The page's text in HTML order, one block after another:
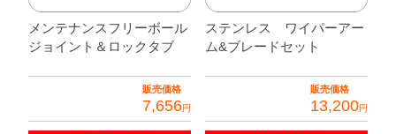
メンテナンスフリーボール
ジョイント＆ロックタブ
販売価格
7,656円
ステンレス ワイパーアー
ム&ブレードセット
販売価格
13,200円